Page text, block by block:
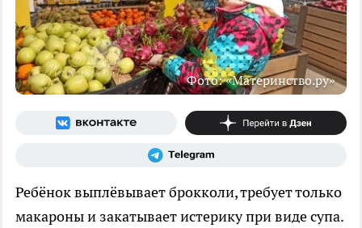
Фото: «Материнство.ру»
Ребёнок выплёвывает брокколи, требует только
макароны и закатывает истерику при виде супа.